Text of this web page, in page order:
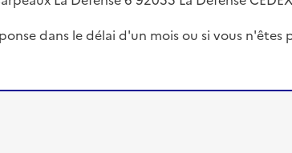
dans le délai d'un mois ou si vous